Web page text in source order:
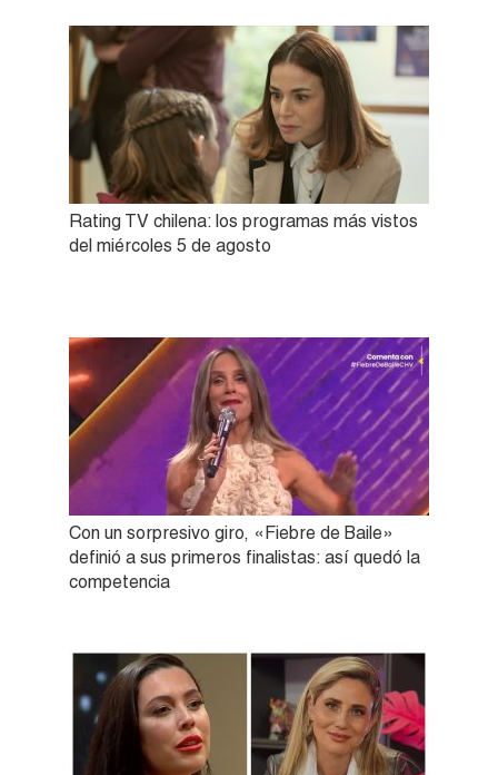
Rating TV chilena: los programas más vistos
del miércoles 5 de agosto
Con un sorpresivo giro, «Fiebre de Baile»
definió a sus primeros finalistas: así quedó la
competencia